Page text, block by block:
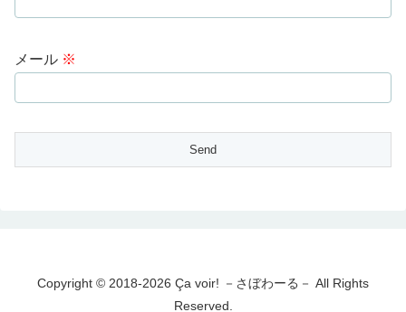
メール ※
Copyright © 2018-2026 Ça voir! －さぼわーる－ All Rights
Reserved.